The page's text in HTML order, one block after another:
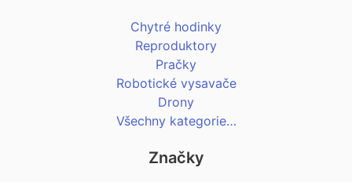
Chytré hodinky
Reproduktory
Pračky
Robotické vysavače
Drony
Všechny kategorie…
Značky